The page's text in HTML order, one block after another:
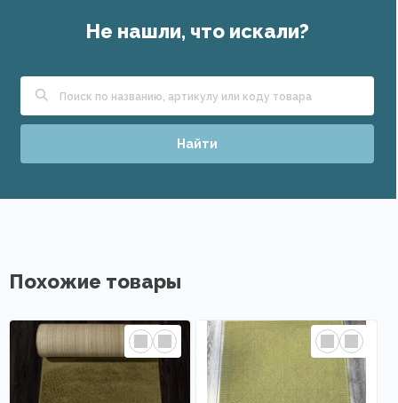
Не нашли, что искали?
Найти
Похожие товары